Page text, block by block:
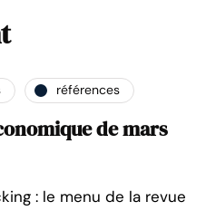
références
de mars
: le menu de la revue